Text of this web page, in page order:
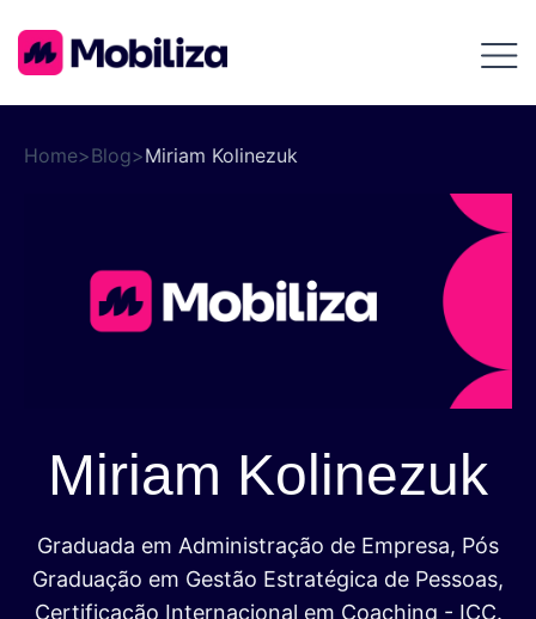
Home>Blog>Miriam Kolinezuk
Miriam Kolinezuk
Graduada em Administração de Empresa, Pós
Graduação em Gestão Estratégica de Pessoas,
Certificação Internacional em Coaching - ICC.